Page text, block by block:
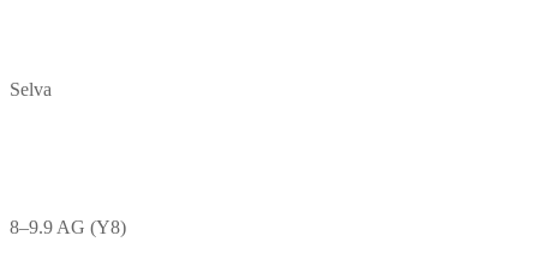
Selva
8–9.9 AG (Y8)